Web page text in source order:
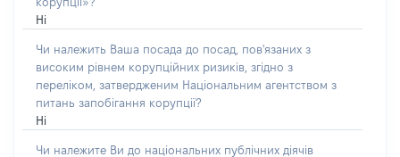
Ні
Чи належить Ваша посада до посад, пов'язаних з
високим рівнем корупційних ризиків, згідно з
переліком, затвердженим Національним агентством з
питань запобігання корупції?
Ні
Чи належите Ви до національних публічних діячів